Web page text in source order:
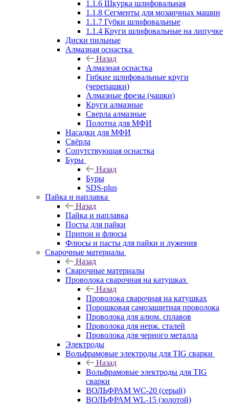
1.1.6 Шкурка шлифовальная
1.1.8 Сегменты для мозаичных машин
1.1.7 Губки шлифовальные
1.1.4 Круги шлифовальные на липучке
Диски пильные
Алмазная оснастка
Назад
Алмазная оснастка
Гибкие шлифовальные круги
(черепашки)
Алмазные фрезы (чашки)
Круги алмазные
Сверла алмазные
Полотна для МФИ
Насадки для МФИ
Свёрла
Сопутствующая оснастка
Буры
Назад
Буры
SDS-plus
Пайка и наплавка
Назад
Пайка и наплавка
Посты для пайки
Припои и флюсы
Флюсы и пасты для пайки и лужения
Сварочные материалы
Назад
Сварочные материалы
Проволока сварочная на катушках
Назад
Проволока сварочная на катушках
Порошковая самозащитная проволока
Проволока для алюм. сплавов
Проволока для нерж. сталей
Проволока для черного металла
Электроды
Вольфрамовые электроды для TIG сварки
Назад
Вольфрамовые электроды для TIG
сварки
ВОЛЬФРАМ WC-20 (серый)
ВОЛЬФРАМ WL-15 (золотой)